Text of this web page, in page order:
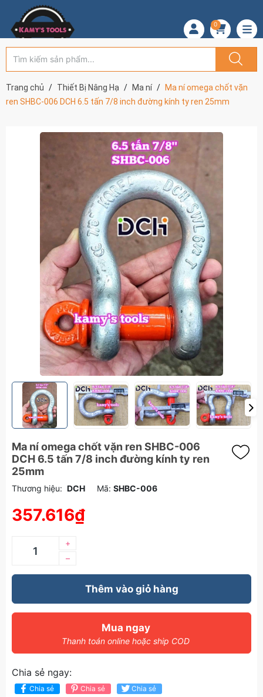
0
Trang chủ Thiết Bị Nâng Hạ Ma ní
Ma ní omega chốt vặn
ren SHBC-006 DCH 6.5 tấn 7/8 inch đường kính ty ren 25mm
Ma ní omega chốt vặn ren SHBC-006
DCH 6.5 tấn 7/8 inch đường kính ty ren
25mm
Thương hiệu: DCH Mã: SHBC-006
357.616₫
–
+
Thêm vào giỏ hàng
Mua ngay
Thanh toán online hoặc ship COD
Chia sẻ ngay:
Chia sẻ Chia sẻ Chia sẻ